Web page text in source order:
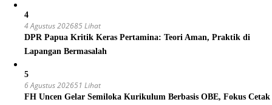
4
4 Agustus 202685 Lihat
DPR Papua Kritik Keras Pertamina: Teori Aman, Praktik di
Lapangan Bermasalah
5
6 Agustus 202651 Lihat
FH Uncen Gelar Semiloka Kurikulum Berbasis OBE, Fokus Cetak